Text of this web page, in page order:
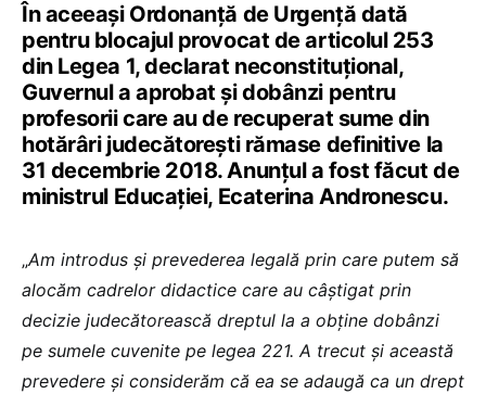
În aceeaşi Ordonanţă de Urgenţă dată
pentru blocajul provocat de articolul 253
din Legea 1, declarat neconstituţional,
Guvernul a aprobat şi dobânzi pentru
profesorii care au de recuperat sume din
hotărâri judecătoreşti rămase definitive la
31 decembrie 2018. Anunţul a fost făcut de
ministrul Educaţiei, Ecaterina Andronescu.
„Am introdus şi prevederea legală prin care putem să
alocăm cadrelor didactice care au câştigat prin
decizie judecătorească dreptul la a obţine dobânzi
pe sumele cuvenite pe legea 221. A trecut şi această
prevedere şi considerăm că ea se adaugă ca un drept